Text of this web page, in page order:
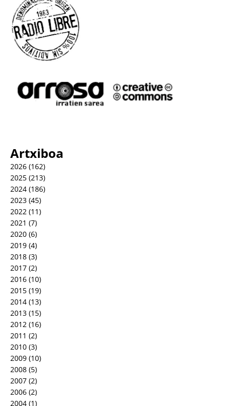
Artxiboa
2026 (162)
2025 (213)
2024 (186)
2023 (45)
2022 (11)
2021 (7)
2020 (6)
2019 (4)
2018 (3)
2017 (2)
2016 (10)
2015 (19)
2014 (13)
2013 (15)
2012 (16)
2011 (2)
2010 (3)
2009 (10)
2008 (5)
2007 (2)
2006 (2)
2004 (1)